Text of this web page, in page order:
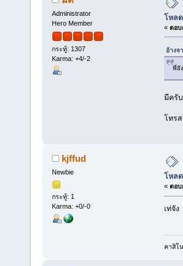
Administrator
Hero Member
กระทู้: 1307
Karma: +4/-2
โหล
« ตอบ
อ้างจ
พี่ยั
มีครั
โทร
kjffud
Newbie
กระทู้: 1
Karma: +0/-0
โหล
« ตอบ
เท่จัง
คาสิโ